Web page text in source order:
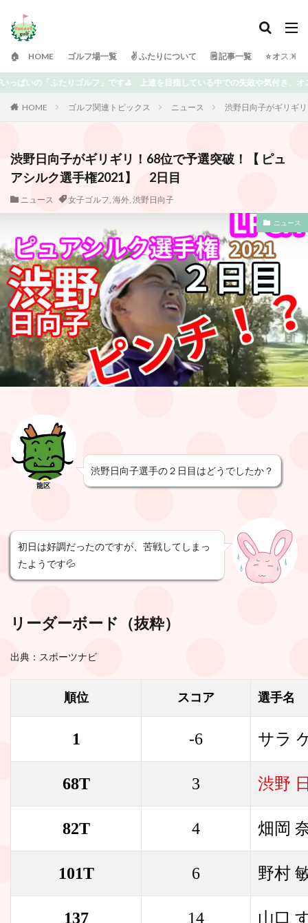
🏠 HOME ゴルフ場一覧 ✌️ ふたりについて 🗒 記事一覧 ⭐️ オスス
している中での失敗や気付き、オススメ、楽しめる情報を書いていきます⭐️
HOME ゴルフ関連トピックス ニュース 渋野日向子がギリギ
渋野日向子がギリギリ！68位で予選突破！【 ピュ
アシルク選手権2021】 2日目
ニュース 女子ゴルフ, 海外, 渋野日向子
ニュース
龍区
渋野日向子選手の２日目はどうでしたか？
初日は好調だったのですが、苦戦してしまっ
たようです💦
リーダーボード（抜粋）
出典：スポーツナビ
順位 スコア 選手名
1 -6 サラ
68T 3 渋野
82T 4 畑岡
101T 6 野村
137 14 山口